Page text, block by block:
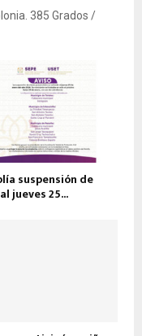
385 Grados /
suspensión de
jueves 25...